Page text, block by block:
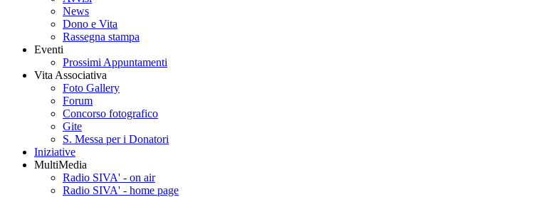
News
Dono e Vita
Rassegna stampa
Eventi
Prossimi Appuntamenti
Vita Associativa
Foto Gallery
Forum
Concorso fotografico
Gite
S. Messa per i Donatori
Iniziative
MultiMedia
Radio SIVA' - on air
Radio SIVA' - home page